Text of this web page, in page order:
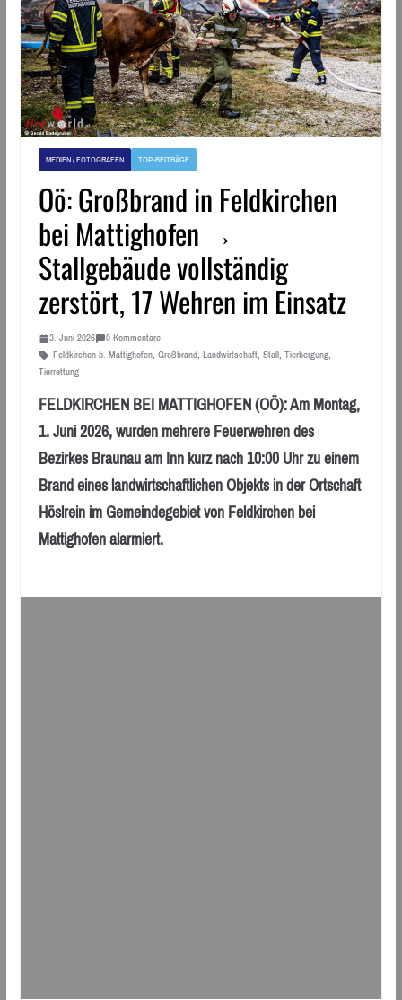
MEDIEN / FOTOGRAFEN TOP-BEITRÄGE
Oö: Großbrand in Feldkirchen
bei Mattighofen →
Stallgebäude vollständig
zerstört, 17 Wehren im Einsatz
3. Juni 2026
0 Kommentare
Feldkirchen b. Mattighofen, Großbrand, Landwirtschaft, Stall, Tierbergung,
Tierrettung
FELDKIRCHEN BEI MATTIGHOFEN (OÖ): Am Montag,
1. Juni 2026, wurden mehrere Feuerwehren des
Bezirkes Braunau am Inn kurz nach 10:00 Uhr zu einem
Brand eines landwirtschaftlichen Objekts in der Ortschaft
Höslrein im Gemeindegebiet von Feldkirchen bei
Mattighofen alarmiert.